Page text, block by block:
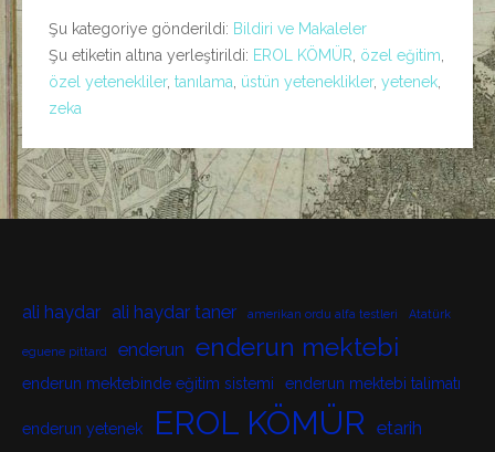
Şu kategoriye gönderildi: Bildiri ve Makaleler
Şu etiketin altına yerleştirildi: EROL KÖMÜR özel eğitim
özel yetenekliler, tanılama üstün yeteneklikler, yetenek
zeka
ali haydar ali haydar taner amerikan ordu alfa testleri Atatürk
eguene pittard enderun enderun mektebi
enderun mektebinde eğitim sistemi enderun mektebi talimatı
enderun yetenek EROL KÖMÜR etarih